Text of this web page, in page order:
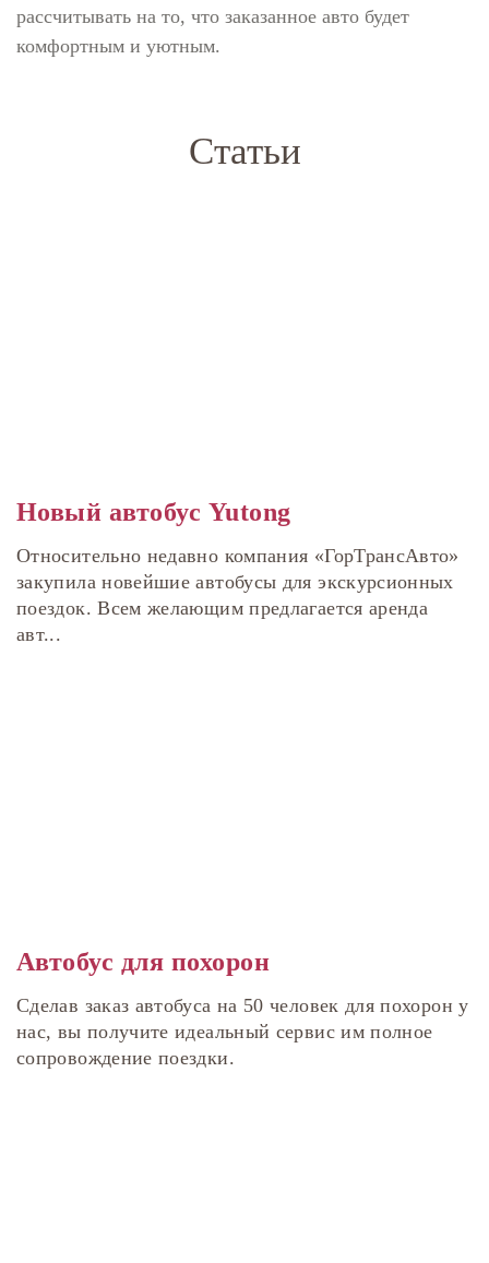
рассчитывать на то, что заказанное авто будет
комфортным и уютным.
Статьи
Новый автобус Yutong
Относительно недавно компания «ГорТрансАвто»
закупила новейшие автобусы для экскурсионных
поездок. Всем желающим предлагается аренда
авт...
Автобус для похорон
Сделав заказ автобуса на 50 человек для похорон у
нас, вы получите идеальный сервис им полное
сопровождение поездки.